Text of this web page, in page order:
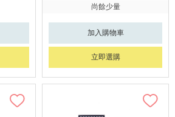
尚餘少量
加入購物車
立即選購